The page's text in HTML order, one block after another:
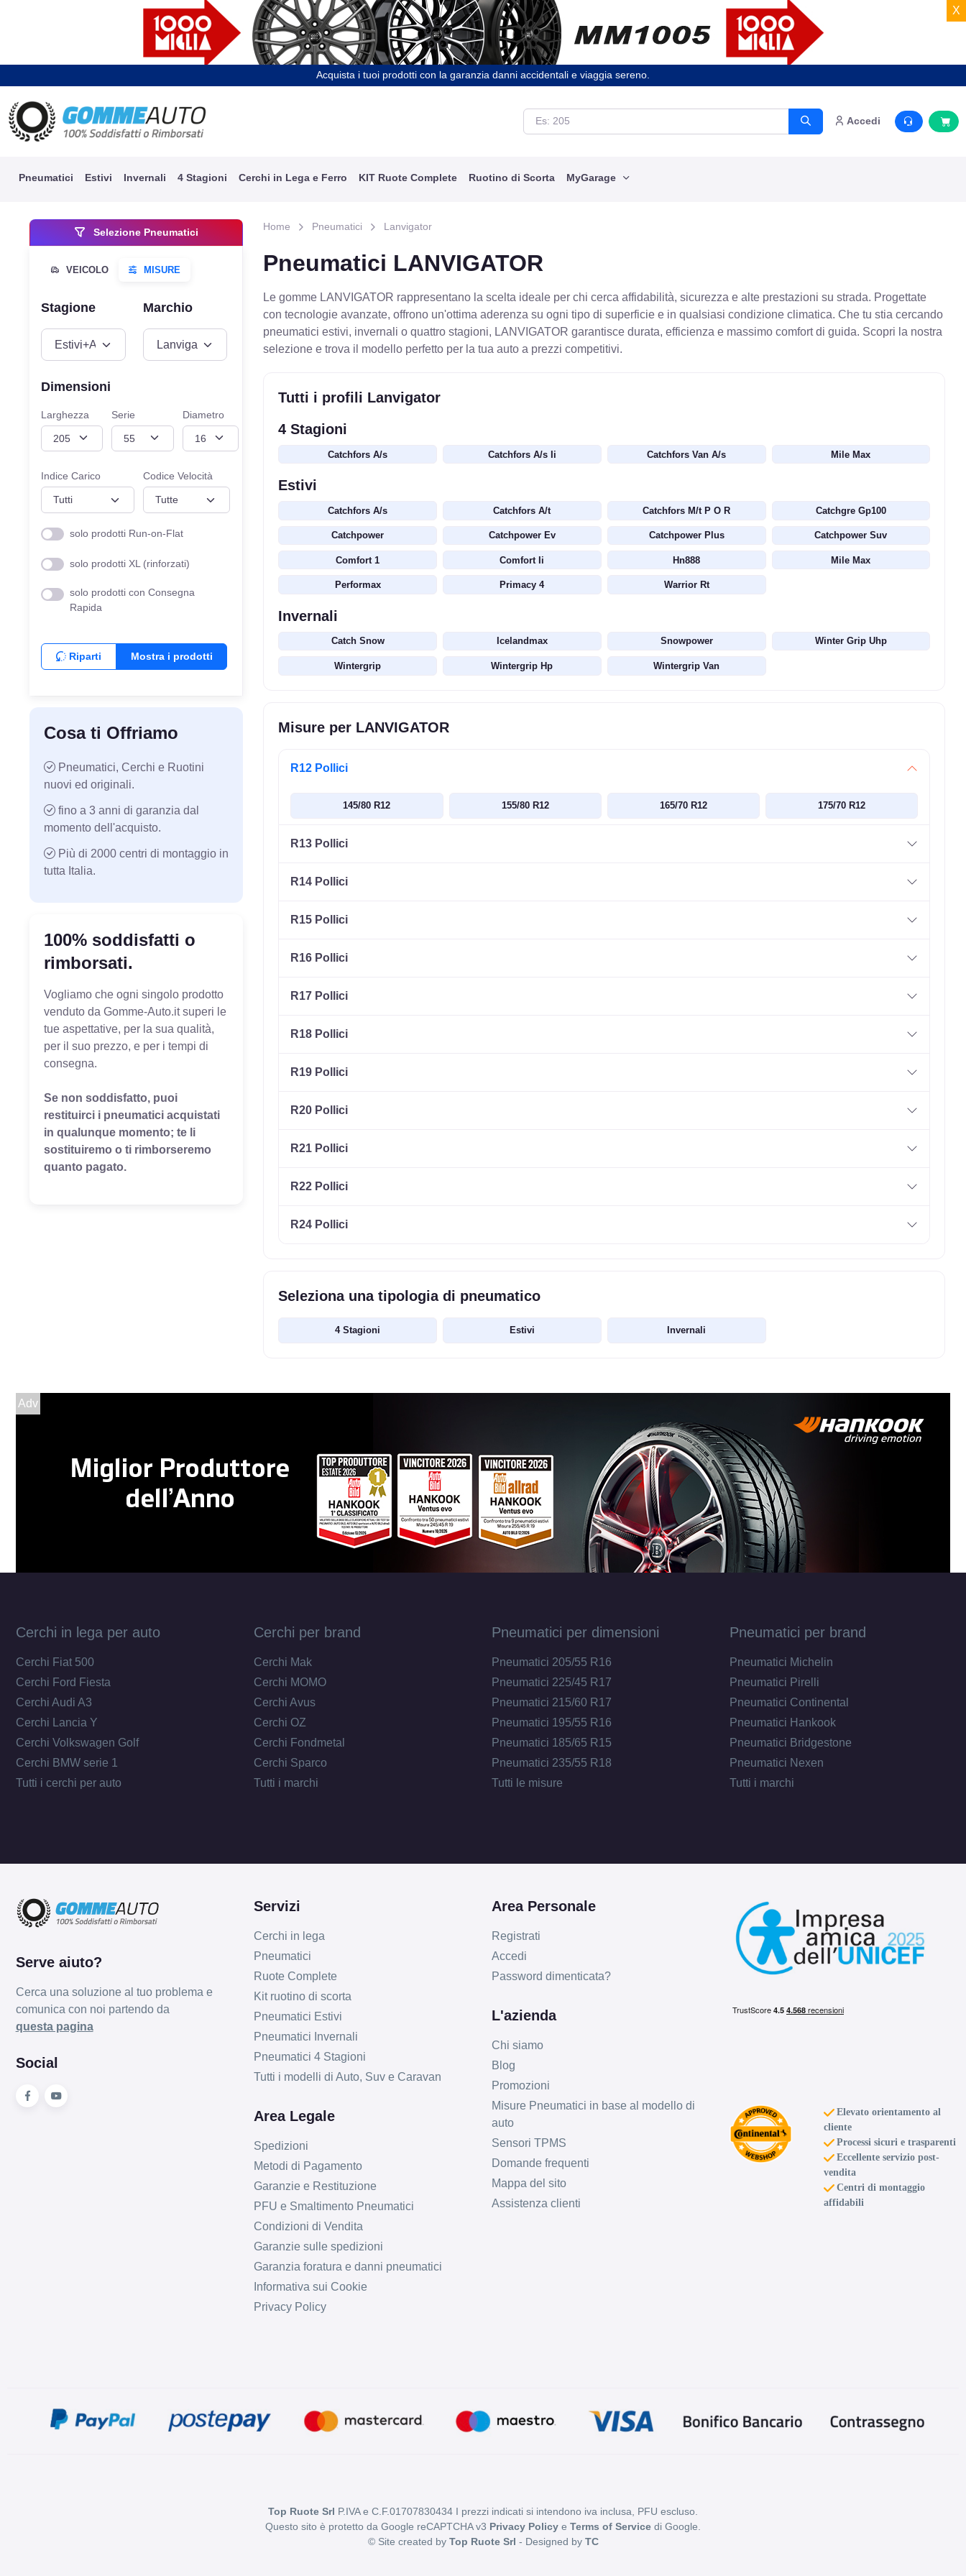
X
Acquista i tuoi prodotti con la garanzia danni accidentali e viaggia sereno.
Accedi
Pneumatici Estivi Invernali 4 Stagioni Cerchi in Lega e Ferro KIT Ruote Complete Ruotino di Scorta MyGarage
Selezione Pneumatici
VEICOLO MISURE
Stagione Marchio
Dimensioni
Larghezza Serie Diametro
Indice Carico Codice Velocità
solo prodotti Run-on-Flat
solo prodotti XL (rinforzati)
solo prodotti con Consegna
Rapida
Riparti Mostra i prodotti
Cosa ti Offriamo
Pneumatici, Cerchi e Ruotini
nuovi ed originali.
fino a 3 anni di garanzia dal
momento dell'acquisto.
Più di 2000 centri di montaggio in
tutta Italia.
100% soddisfatti o
rimborsati.
Vogliamo che ogni singolo prodotto
venduto da Gomme-Auto.it superi le
tue aspettative, per la sua qualità,
per il suo prezzo, e per i tempi di
consegna.
Se non soddisfatto, puoi
restituirci i pneumatici acquistati
in qualunque momento; te li
sostituiremo o ti rimborseremo
quanto pagato.
Home Pneumatici Lanvigator
Pneumatici LANVIGATOR
Le gomme LANVIGATOR rappresentano la scelta ideale per chi cerca affidabilità, sicurezza e alte prestazioni su strada. Progettate
con tecnologie avanzate, offrono un'ottima aderenza su ogni tipo di superficie e in qualsiasi condizione climatica. Che tu stia cercando
pneumatici estivi, invernali o quattro stagioni, LANVIGATOR garantisce durata, efficienza e massimo comfort di guida. Scopri la nostra
selezione e trova il modello perfetto per la tua auto a prezzi competitivi.
Tutti i profili Lanvigator
4 Stagioni
Catchfors A/s Catchfors A/s Ii Catchfors Van A/s Mile Max
Estivi
Catchfors A/s Catchfors A/t Catchfors M/t P O R Catchgre Gp100
Catchpower Catchpower Ev Catchpower Plus Catchpower Suv
Comfort 1 Comfort Ii Hn888 Mile Max
Performax Primacy 4 Warrior Rt
Invernali
Catch Snow Icelandmax Snowpower Winter Grip Uhp
Wintergrip Wintergrip Hp Wintergrip Van
Misure per LANVIGATOR
R12 Pollici
145/80 R12 155/80 R12 165/70 R12 175/70 R12
R13 Pollici
R14 Pollici
R15 Pollici
R16 Pollici
R17 Pollici
R18 Pollici
R19 Pollici
R20 Pollici
R21 Pollici
R22 Pollici
R24 Pollici
Seleziona una tipologia di pneumatico
4 Stagioni Estivi Invernali
Adv
Cerchi in lega per auto
Cerchi Fiat 500
Cerchi Ford Fiesta
Cerchi Audi A3
Cerchi Lancia Y
Cerchi Volkswagen Golf
Cerchi BMW serie 1
Tutti i cerchi per auto
Cerchi per brand
Cerchi Mak
Cerchi MOMO
Cerchi Avus
Cerchi OZ
Cerchi Fondmetal
Cerchi Sparco
Tutti i marchi
Pneumatici per dimensioni
Pneumatici 205/55 R16
Pneumatici 225/45 R17
Pneumatici 215/60 R17
Pneumatici 195/55 R16
Pneumatici 185/65 R15
Pneumatici 235/55 R18
Tutti le misure
Pneumatici per brand
Pneumatici Michelin
Pneumatici Pirelli
Pneumatici Continental
Pneumatici Hankook
Pneumatici Bridgestone
Pneumatici Nexen
Tutti i marchi
Serve aiuto?
Cerca una soluzione al tuo problema e
comunica con noi partendo da
questa pagina
Social
Servizi
Cerchi in lega
Pneumatici
Ruote Complete
Kit ruotino di scorta
Pneumatici Estivi
Pneumatici Invernali
Pneumatici 4 Stagioni
Tutti i modelli di Auto, Suv e Caravan
Area Legale
Spedizioni
Metodi di Pagamento
Garanzie e Restituzione
PFU e Smaltimento Pneumatici
Condizioni di Vendita
Garanzie sulle spedizioni
Garanzia foratura e danni pneumatici
Informativa sui Cookie
Privacy Policy
Area Personale
Registrati
Accedi
Password dimenticata?
L'azienda
Chi siamo
Blog
Promozioni
Misure Pneumatici in base al modello di
auto
Sensori TPMS
Domande frequenti
Mappa del sito
Assistenza clienti
Elevato orientamento al
cliente
Processi sicuri e trasparenti
Eccellente servizio post-
vendita
Centri di montaggio
affidabili
Top Ruote Srl P.IVA e C.F.01707830434 I prezzi indicati si intendono iva inclusa, PFU escluso.
Questo sito è protetto da Google reCAPTCHA v3 Privacy Policy e Terms of Service di Google.
© Site created by Top Ruote Srl - Designed by TC